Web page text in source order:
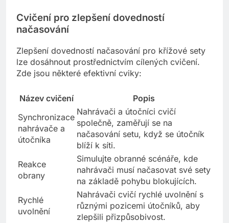
Cvičení pro zlepšení dovedností
načasování
Zlepšení dovedností načasování pro křížové sety
lze dosáhnout prostřednictvím cílených cvičení.
Zde jsou některé efektivní cviky:
Název cvičení
Popis
Synchronizace
nahrávače a
útočníka
Nahrávači a útočníci cvičí
společně, zaměřují se na
načasování setu, když se útočník
blíží k síti.
Reakce
obrany
Simulujte obranné scénáře, kde
nahrávači musí načasovat své sety
na základě pohybu blokujících.
Rychlé
uvolnění
Nahrávači cvičí rychlé uvolnění s
různými pozicemi útočníků, aby
zlepšili přizpůsobivost.